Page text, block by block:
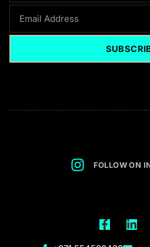
FOLLOW ON
F
L